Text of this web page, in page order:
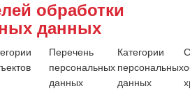
обработки
данных
Перечень
персональных
данных
Категории
персональных
данных